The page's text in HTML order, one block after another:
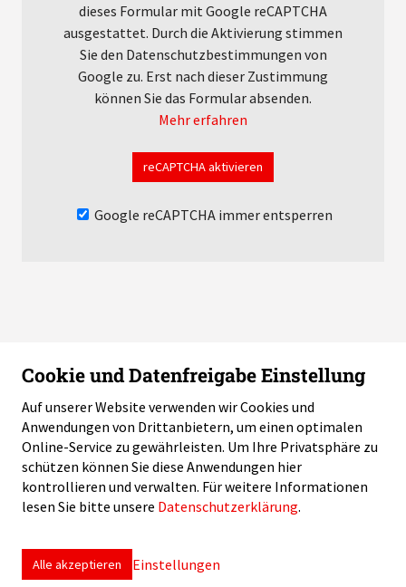
dieses Formular mit Google reCAPTCHA
ausgestattet. Durch die Aktivierung stimmen
Sie den Datenschutzbestimmungen von
Google zu. Erst nach dieser Zustimmung
können Sie das Formular absenden.
Mehr erfahren
reCAPTCHA aktivieren
Google reCAPTCHA immer entsperren
Swiss Helicopter Association / Telefon: +41 58 796 99 60 /
info
sha-swiss.ch
Impressum Disclaimer
created by Internetgalerie AG
Cookie und Datenfreigabe Einstellung
Auf unserer Website verwenden wir Cookies und
Anwendungen von Drittanbietern, um einen optimalen
Online-Service zu gewährleisten. Um Ihre Privatsphäre zu
schützen können Sie diese Anwendungen hier
kontrollieren und verwalten. Für weitere Informationen
lesen Sie bitte unsere Datenschutzerklärung.
Alle akzeptieren Einstellungen